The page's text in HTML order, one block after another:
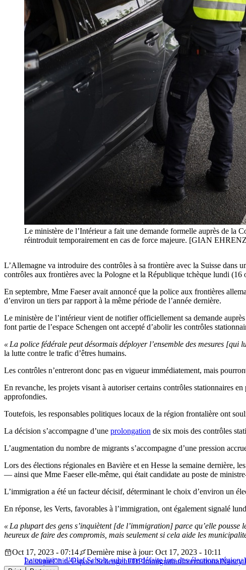
Le ministère de l’Intérieur a fait une demande formelle auprès de la
réintroduit temporairement en cas de force majeure. [GIAN
L’Allemagne va introduire des contrôles à sa frontière avec la Suisse dans
contrôles aux frontières avec la Pologne et la République tchèque lundi (16
En septembre, Mme Faeser avait annoncé que la police aux frontières
d’environ un tiers par rapport à la même période de l’année dernière.
Le ministère de l’intérieur vient de notifier officiellement sa demande
font partie de l’espace Schengen ont accepté d’abolir les contrôles
« La police fédérale peut désormais déployer l’ensemble des mesures [qui
la lutte contre le trafic d’êtres humains.
Les contrôles n’entreront donc pas en vigueur immédiatement, mais
En revanche, les projets visant à autoriser certains contrôles stationnaires
approfondies.
Toutefois, les responsables politiques locaux de la région frontalière ont
La décision s’accompagne d’une prolongation de six mois des contrôles
L’augmentation du nombre de migrants s’accompagne d’une pression
Lors des élections régionales en Bavière et en Hesse la semaine dernière,
— ainsi que Mme Faeser elle-même, qui était candidate au poste de
L’immigration a été un facteur décisif, déterminant le choix d’environ un
En réponse, les Verts, favorables à l’immigration, ont également signalé
« La plupart des gens s’inquiètent [de l’immigration] parce qu’elle pousse
heureux de faire des compromis, mais seulement si cela aide les
La coalition d’Olaf Scholz subit une défaite lors des élections
Oct 17, 2023 - 07:14
Dernière mise à jour: Oct 17, 2023 - 10:11
PolitiqueChineEspace SchengenFDPImmigrationInternationalNancy